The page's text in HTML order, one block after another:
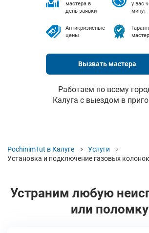
мастера в
день заявки
у вас
минут
Антикризисные
цены
Вызвать мастера
Работаем по всему
Калуга с выездом в
PochinimTut в Калуге
Услуги
Установка и подключение газовых колонок
Устраним любую
или поломку